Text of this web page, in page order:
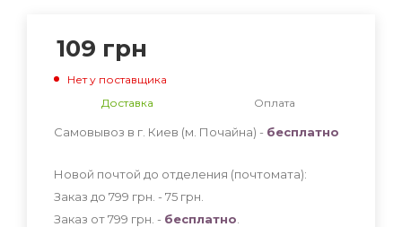
109 грн
Нет у поставщика
Доставка
Оплата
Самовывоз в г. Киев (м. Почайна) - бесплатно
Новой почтой до отделения (почтомата):
Заказ до 799 грн. - 75 грн
Заказ от 799 грн. - бесплатно